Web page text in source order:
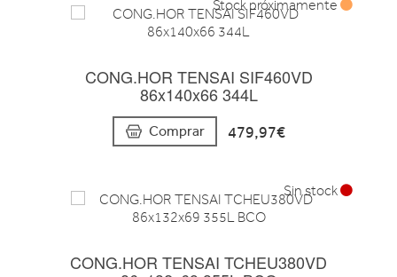
CONG.HOR TENSAI SIF460VD
86x140x66 344L
Comprar 479,97€
Stock próximamente
CONG.HOR TENSAI TCHEU380VD
Sin stock